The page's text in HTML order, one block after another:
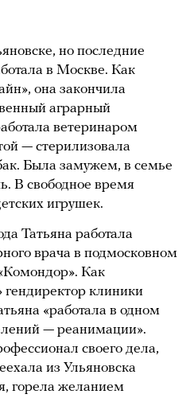
но последние
в Москве. Как
она закончила
аграрный
ветеринаром
— стерилизовала
Была замужем, в семье
В свободное время
игрушек.
Татьяна работала
врача в подмосковном
Как
гендиректор клиники
«работала в одном
— реанимации».
своего дела,
из Ульяновска
горела желанием